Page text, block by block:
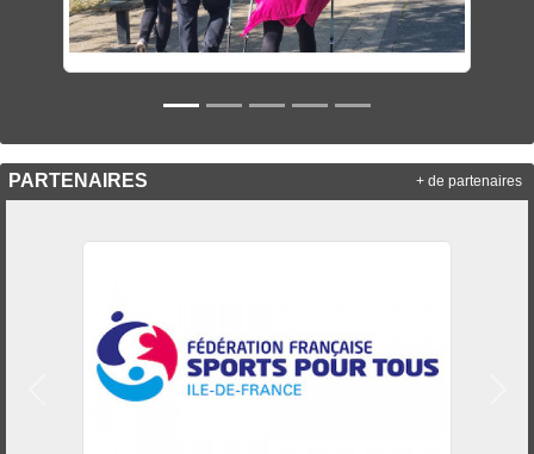
PARTENAIRES
Précedent
+ de partenaires